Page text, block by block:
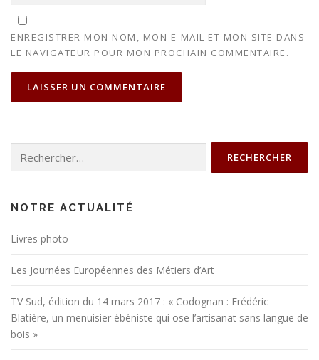
ENREGISTRER MON NOM, MON E-MAIL ET MON SITE DANS
LE NAVIGATEUR POUR MON PROCHAIN COMMENTAIRE.
NOTRE ACTUALITÉ
Livres photo
Les Journées Européennes des Métiers d’Art
TV Sud, édition du 14 mars 2017 : « Codognan : Frédéric
Blatière, un menuisier ébéniste qui ose l’artisanat sans langue de
bois »